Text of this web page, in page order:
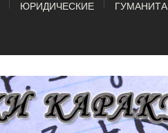
ЮРИДИЧЕСКИЕ